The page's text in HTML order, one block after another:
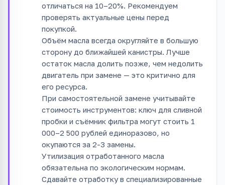
отличаться на 10–20%. Рекомендуем
проверять актуальные цены перед
покупкой.
Объём масла всегда округляйте в большую
сторону до ближайшей канистры. Лучше
остаток масла долить позже, чем недолить
двигатель при замене — это критично для
его ресурса.
При самостоятельной замене учитывайте
стоимость инструментов: ключ для сливной
пробки и съёмник фильтра могут стоить 1
000–2 500 рублей единоразово, но
окупаются за 2-3 замены.
Утилизация отработанного масла
обязательна по экологическим нормам.
Сдавайте отработку в специализированные